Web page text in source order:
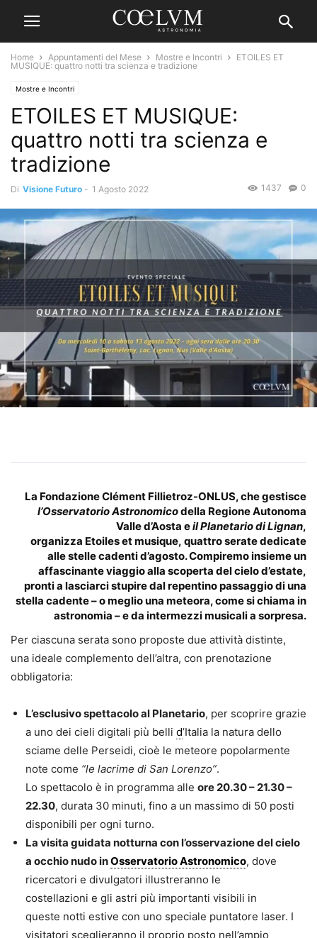
Home Appuntamenti del Mese Mostre e Incontri
ETOILES ET
MUSIQUE: quattro notti tra scienza e tradizione
Mostre e Incontri
ETOILES ET MUSIQUE:
quattro notti tra scienza e
tradizione
Di Visione Futuro - 1 Agosto 2022 0
1437
La Fondazione Clément Fillietroz-ONLUS, che gestisce
l’Osservatorio Astronomicodella Regione Autonoma
Valle d’Aosta eil Planetario di Lignan,
organizza Etoilesetmusique, quattroserate dedicate
alle stelle cadenti d’agosto. Compiremo insieme un
affascinante viaggio alla scoperta del cielo d’estate,
pronti a lasciarci stupire dal repentino passaggio di una
stella cadente – o meglio una meteora, come si chiama in
astronomia –eda intermezzi musicali a sorpresa.
Per ciascuna serata sono proposte due attività distinte,
una ideale complemento dell’altra, con prenotazione
obbligatoria:
L’esclusivo spettacolo al Planetario, per scoprire grazie
a uno dei cieli digitali più belli d’Italia la natura dello
sciame delle Perseidi, cioè le meteore popolarmente
note come “le lacrime di San Lorenzo”.
Lo spettacolo è in programma alle ore 20.30 – 21.30 –
22.30, durata 30 minuti, fino a un massimo di 50 posti
disponibili per ogni turno.
La visita guidata notturna con l’osservazione del cielo
a occhio nudo inOsservatorio Astronomico, dove
ricercatori e divulgatori illustreranno le
costellazioni e gli astri più importanti visibili in
queste notti estive con uno speciale puntatore laser. I
visitatori sceglieranno il proprio posto nell’ampio